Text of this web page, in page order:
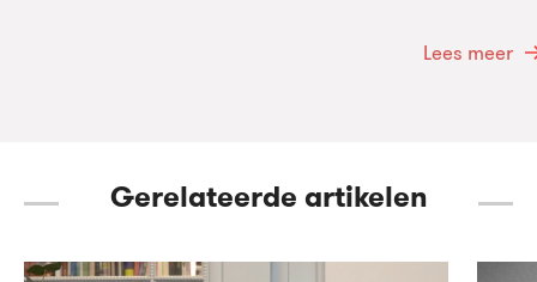
Lees meer
Gerelateerde artikelen